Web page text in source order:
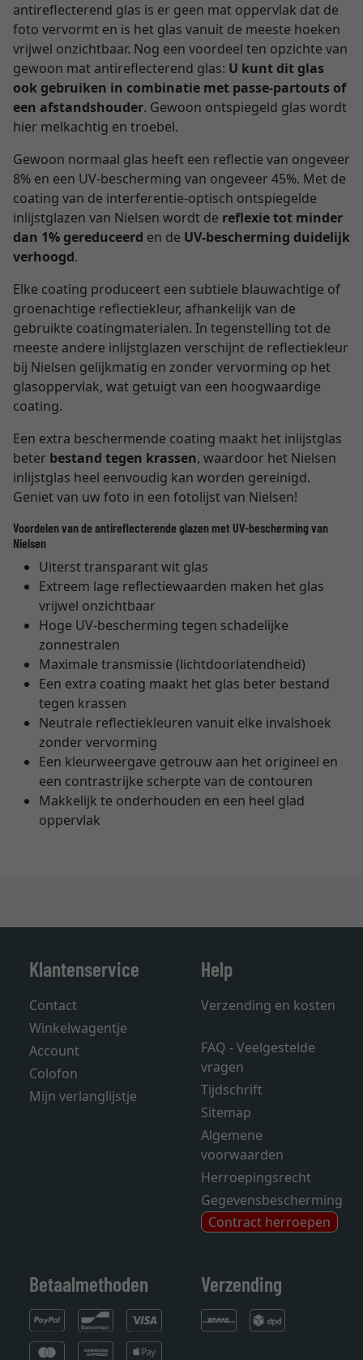
antireflecterend glas is er geen mat oppervlak dat de
foto vervormt en is het glas vanuit de meeste hoeken
vrijwel onzichtbaar. Nog een voordeel ten opzichte van
gewoon mat antireflecterend glas: U kunt dit glas
ook gebruiken in combinatie met passe-partouts of
een afstandshouder. Gewoon ontspiegeld glas wordt
hier melkachtig en troebel.
Gewoon normaal glas heeft een reflectie van ongeveer
8% en een UV-bescherming van ongeveer 45%. Met de
coating van de interferentie-optisch ontspiegelde
inlijstglazen van Nielsen wordt de reflexie tot minder
dan 1% gereduceerd en de UV-bescherming duidelijk
verhoogd.
Elke coating produceert een subtiele blauwachtige of
groenachtige reflectiekleur, afhankelijk van de
gebruikte coatingmaterialen. In tegenstelling tot de
meeste andere inlijstglazen verschijnt de reflectiekleur
bij Nielsen gelijkmatig en zonder vervorming op het
glasoppervlak, wat getuigt van een hoogwaardige
coating.
Een extra beschermende coating maakt het inlijstglas
beter bestand tegen krassen, waardoor het Nielsen
inlijstglas heel eenvoudig kan worden gereinigd.
Geniet van uw foto in een fotolijst van Nielsen!
Voordelen van de antireflecterende glazen met UV-bescherming van
Nielsen
Uiterst transparant wit glas
Extreem lage reflectiewaarden maken het glas
vrijwel onzichtbaar
Hoge UV-bescherming tegen schadelijke
zonnestralen
Maximale transmissie (lichtdoorlatendheid)
Een extra coating maakt het glas beter bestand
tegen krassen
Neutrale reflectiekleuren vanuit elke invalshoek
zonder vervorming
Een kleurweergave getrouw aan het origineel en
een contrastrijke scherpte van de contouren
Makkelijk te onderhouden en een heel glad
oppervlak
Klantenservice
Contact
Winkelwagentje
Account
Colofon
Mijn verlanglijstje
Help
Verzending en kosten
FAQ - Veelgestelde
vragen
Tijdschrift
Sitemap
Algemene
voorwaarden
Herroepingsrecht
Gegevensbescherming
Contract herroepen
Betaalmethoden Verzending